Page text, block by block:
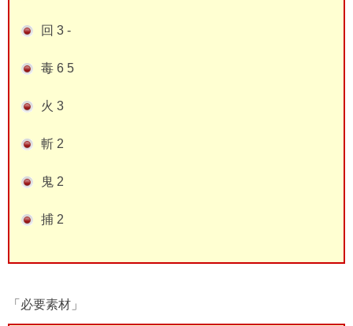
回 3 -
毒 6 5
火 3
斬 2
鬼 2
捕 2
「必要素材」